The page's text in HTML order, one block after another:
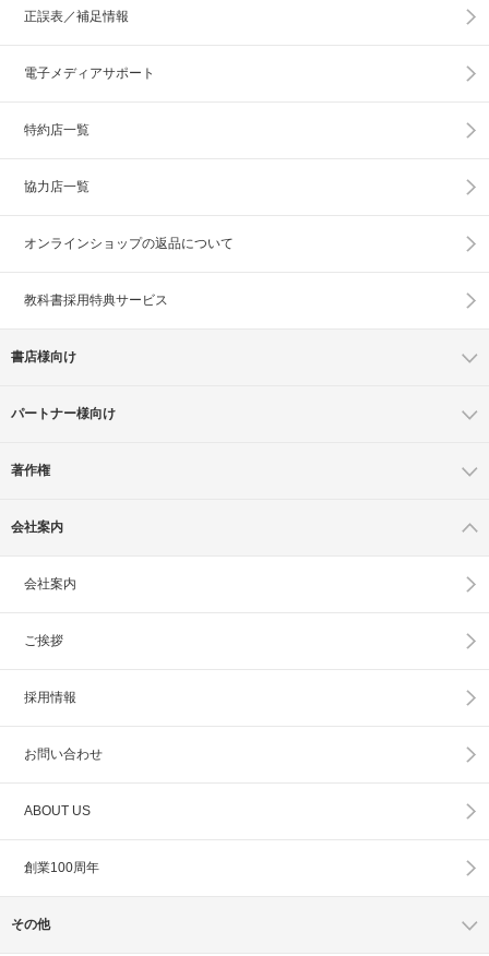
正誤表／補足情報
電子メディアサポート
特約店一覧
協力店一覧
オンラインショップの返品について
教科書採用特典サービス
書店様向け
パートナー様向け
著作権
会社案内
会社案内
ご挨拶
採用情報
お問い合わせ
ABOUT US
創業100周年
その他